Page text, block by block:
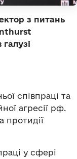
з питань
співпраці та
агресії рф.
протидії
у сфері